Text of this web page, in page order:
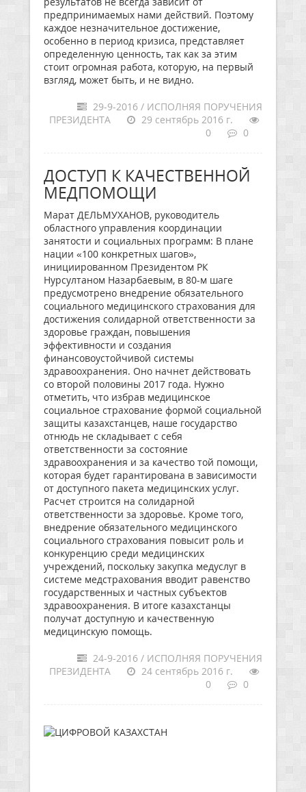
предпринимаемых нами действий. Поэтому
каждое незначительное достижение,
особенно в период кризиса, представляет
определенную ценность, так как за этим
стоит огромная работа, которую, на первый
взгляд, может быть, и не видно.
29-9-2016 / ИСПОЛНЯЯ ПОРУЧЕНИЯ
ПРЕЗИДЕНТА
29 сентябрь 2016 г.
0
0
ДОСТУП К КАЧЕСТВЕННОЙ
МЕДПОМОЩИ
Марат ДЕЛЬМУХАНОВ, руководитель
областного управления координации
занятости и социальных программ: В плане
нации «100 конкретных шагов»,
инициированном Президентом РК
Нурсултаном Назарбаевым, в 80-м шаге
предусмотрено внедрение обязательного
социального медицинского страхования для
достижения солидарной ответственности за
здоровье граждан, повышения
эффективности и создания
финансовоустойчивой системы
здравоохранения. Оно начнет действовать
со второй половины 2017 года. Нужно
отметить, что избрав медицинское
социальное страхование формой социальной
защиты казахстанцев, наше государство
отнюдь не складывает с себя
ответственности за состояние
здравоохранения и за качество той помощи,
которая будет гарантирована в зависимости
от доступного пакета медицинских услуг.
Расчет строится на солидарной
ответственности за здоровье. Кроме того,
внедрение обязательного медицинского
социального страхования повысит роль и
конкуренцию среди медицинских
учреждений, поскольку закупка медуслуг в
системе медстрахования вводит равенство
государственных и частных субъектов
здравоохранения. В итоге казахстанцы
получат доступную и качественную
медицинскую помощь.
24-9-2016 / ИСПОЛНЯЯ ПОРУЧЕНИЯ
ПРЕЗИДЕНТА
24 сентябрь 2016 г.
0
0